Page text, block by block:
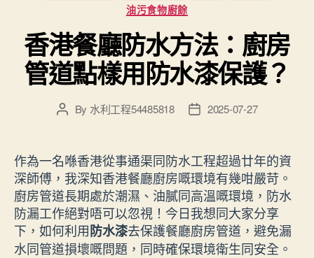
油污食物廚餘
香港餐廳防水方法：廚房
管道點樣用防水漆保護？
PostBy 水利工程54485818
Post2025-07-27
作為一名喺香港從事通渠同防水工程超過廿年的資
深師傅，我深知香港餐廳廚房嘅環境有幾咁嚴苛。
廚房管道長期處於潮濕、油膩同高溫嘅環境，防水
防漏工作絕對唔可以忽視！今日我想同大家分享
下，如何利用防水漆去保護餐廳廚房管道，避免漏
水同管道損壞嘅問題，同時確保環境衛生同安全。